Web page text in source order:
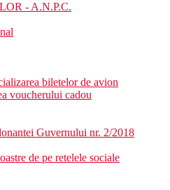
- A.N.P.C.
biletelor de avion
voucherului cadou
Guvernului nr. 2/2018
de pe retelele sociale